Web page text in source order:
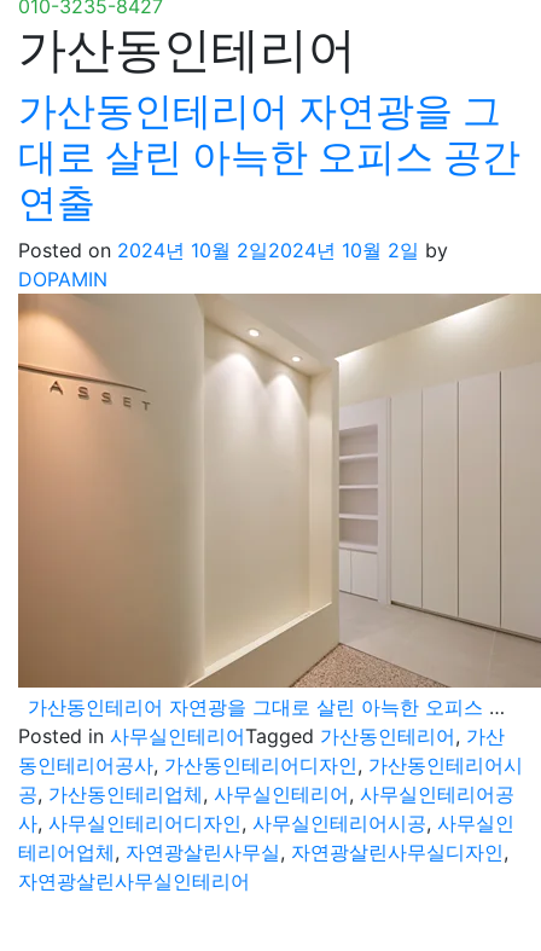
010-3235-8427
가산동인테리어
가산동인테리어 자연광을 그
대로 살린 아늑한 오피스 공간
연출
Posted on 2024년 10월 2일2024년 10월 2일 by
DOPAMIN
가산동인테리어 자연광을 그대로 살린 아늑한 오피스 공간 연출
Posted in 사무실인테리어Tagged 가산동인테리어, 가산
동인테리어공사, 가산동인테리어디자인, 가산동인테리어시
공, 가산동인테리업체, 사무실인테리어, 사무실인테리어공
사, 사무실인테리어디자인, 사무실인테리어시공, 사무실인
테리어업체, 자연광살린사무실, 자연광살린사무실디자인,
자연광살린사무실인테리어